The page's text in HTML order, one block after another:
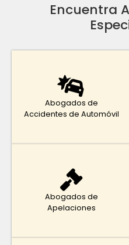
Encuentra
Abogados de
Accidentes de Automóvil
Abogados de
Apelaciones